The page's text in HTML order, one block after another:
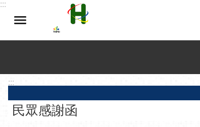
跳到主要內容區塊
:::
:::
民眾感謝函